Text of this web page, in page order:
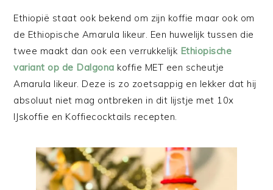
Ethiopië staat ook bekend om zijn koffie maar ook om
de Ethiopische Amarula likeur. Een huwelijk tussen die
twee maakt dan ook een verrukkelijk Ethiopische
variant op de Dalgona koffie MET een scheutje
Amarula likeur. Deze is zo zoetsappig en lekker dat hij
absoluut niet mag ontbreken in dit lijstje met 10x
IJskoffie en Koffiecocktails recepten.